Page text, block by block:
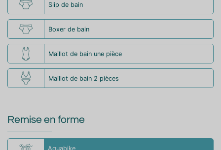
Slip de bain
Boxer de bain
Maillot de bain une pièce
Maillot de bain 2 pièces
Remise en forme
Aquabike